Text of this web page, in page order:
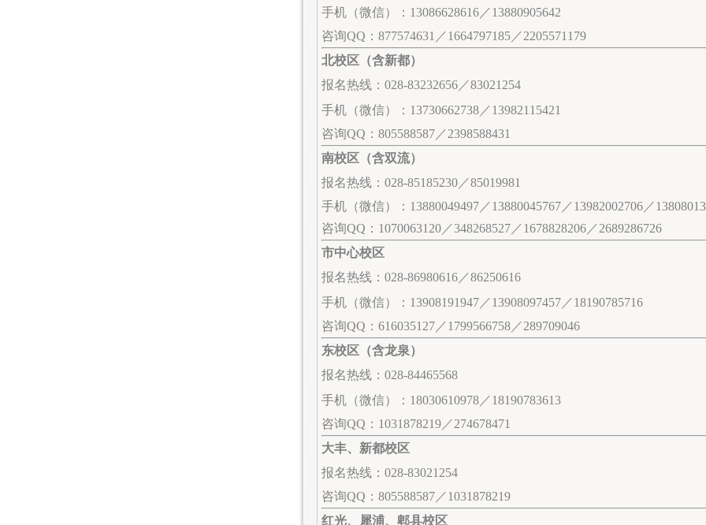
手机（微信）：13086628616／13880905642
咨询QQ：877574631／1664797185／2205571179
北校区（含新都）
报名热线：028-83232656／83021254
手机（微信）：13730662738／13982115421
咨询QQ： 805588587／2398588431
南校区（含双流）
报名热线：028-85185230／85019981
手机（微信）：13880049497／13880045767／13982002706／
咨询QQ：1070063120／348268527／1678828206／2689286726
市中心校区
报名热线：028-86980616／86250616
手机（微信）：13908191947／13908097457／18190785716
咨询QQ： 616035127／1799566758／289709046
东校区（含龙泉）
报名热线：028-84465568
手机（微信）：18030610978／18190783613
咨询QQ： 1031878219／274678471
大丰、新都校区
报名热线：028-83021254
咨询QQ： 805588587／1031878219
红光、犀浦、郫县校区